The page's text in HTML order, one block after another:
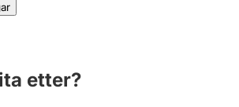
etter?